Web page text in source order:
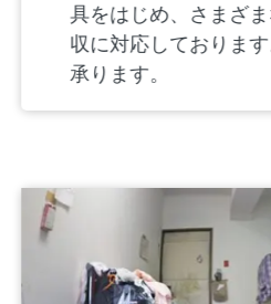
具をはじめ、さまざ
収に対応しておりま
承ります。